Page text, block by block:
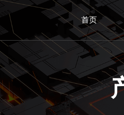
首页